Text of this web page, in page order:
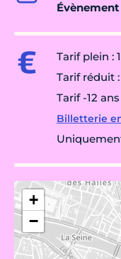
Tarif plein :
Tarif réduit :
Tarif -12
Billetterie
+
−